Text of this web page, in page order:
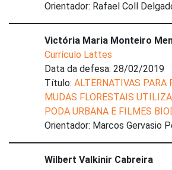
Orientador: Rafael Coll
Victória Maria Monteiro
Currículo Lattes
Data da defesa: 28/02/2019
Título: ALTERNATIVAS PARA
MUDAS FLORESTAIS
PODA URBANA E FILMES
Orientador: Marcos Gervasio
Wilbert Valkinir Cabreira